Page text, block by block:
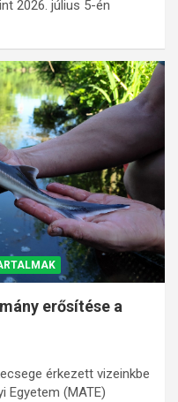
2026. július 5-én
erősítése a
érkezett vizeinkbe
Egyetem (MATE)